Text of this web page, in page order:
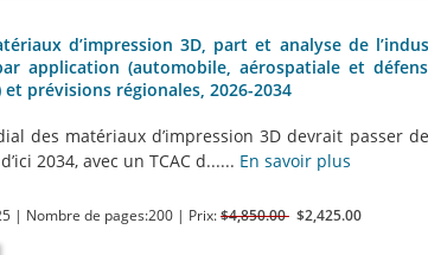
d’impression 3D, part et analyse de
application (automobile, aérospatiale et
prévisions régionales, 2026-2034
des matériaux d’impression 3D devrait passer
2034, avec un TCAC d...... En savoir plus
| Nombre de pages:200 | Prix: $4,850.00 $2,425.00